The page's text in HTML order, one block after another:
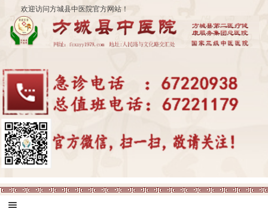
欢迎访问方城县中医院官方网站！